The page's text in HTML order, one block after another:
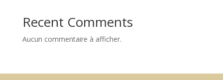
Recent Comments
Aucun commentaire à afficher.